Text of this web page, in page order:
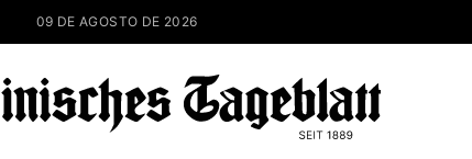
09 DE AGOSTO DE 2026